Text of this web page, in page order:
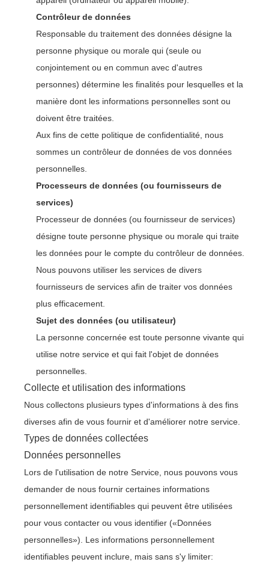
Contrôleur de données
Responsable du traitement des données désigne la
personne physique ou morale qui (seule ou
conjointement ou en commun avec d'autres
personnes) détermine les finalités pour lesquelles et la
manière dont les informations personnelles sont ou
doivent être traitées.
Aux fins de cette politique de confidentialité, nous
sommes un contrôleur de données de vos données
personnelles.
Processeurs de données (ou fournisseurs de
services)
Processeur de données (ou fournisseur de services)
désigne toute personne physique ou morale qui traite
les données pour le compte du contrôleur de données.
Nous pouvons utiliser les services de divers
fournisseurs de services afin de traiter vos données
plus efficacement.
Sujet des données (ou utilisateur)
La personne concernée est toute personne vivante qui
utilise notre service et qui fait l'objet de données
personnelles.
Collecte et utilisation des informations
Nous collectons plusieurs types d'informations à des fins
diverses afin de vous fournir et d'améliorer notre service.
Types de données collectées
Données personnelles
Lors de l'utilisation de notre Service, nous pouvons vous
demander de nous fournir certaines informations
personnellement identifiables qui peuvent être utilisées
pour vous contacter ou vous identifier («Données
personnelles»). Les informations personnellement
identifiables peuvent inclure, mais sans s'y limiter: